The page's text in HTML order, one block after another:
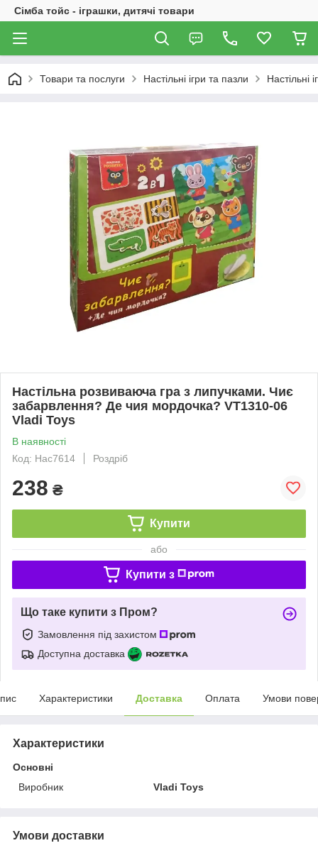
Сімба тойс - іграшки, дитячі товари
Товари та послуги Настільні ігри та пазли Настільні
Настільна розвиваюча гра з липучками. Чиє
забарвлення? Де чия мордочка? VT1310-06
Vladi Toys
В наявності
Код: Нас7614
Роздріб
238 ₴
Купити
або
Купити з
Що таке купити з Пром?
Замовлення під захистом
Доступна доставка
Характеристики Доставка Оплата Умови
Характеристики
Основні
Виробник
Vladi Toys
Умови доставки